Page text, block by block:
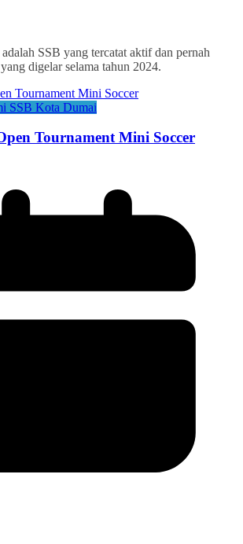
SSB yang tercatat aktif dan pernah
digelar selama tahun 2024.
SSB Kota Dumai
Tournament Mini Soccer